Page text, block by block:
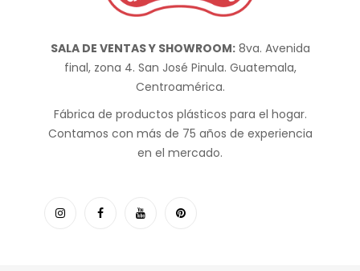
SALA DE VENTAS Y SHOWROOM:8va. Avenida
final, zona 4. San José Pinula. Guatemala,
Centroamérica.
Fábrica de productos plásticos para el hogar.
Contamos con más de 75 años de experiencia
en el mercado.